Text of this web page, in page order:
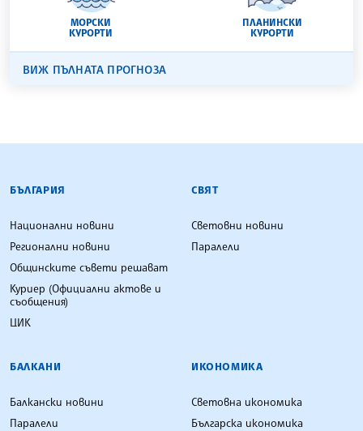
МОРСКИ
КУРОРТИ
ПЛАНИНСКИ
КУРОРТИ
ВИЖ ПЪЛНАТА ПРОГНОЗА
БЪЛГАРСКА ТЕЛЕГРАФНА АГЕНЦИЯ
БЪЛГАРИЯ
Национални новини
Регионални новини
Общинските съвети решават
Куриер (Официални актове и
съобщения)
ЦИК
СВЯТ
Световни новини
Паралели
БАЛКАНИ
Балкански новини
Паралели
ИКОНОМИКА
Световна икономика
Българска икономика